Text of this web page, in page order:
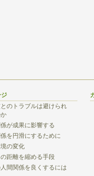
のトラブルは避けられ
が成果に影響する
を円滑にするために
の変化
距離を縮める手段
間関係を良くするには